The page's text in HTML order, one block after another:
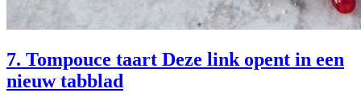
7. Tompouce taart Deze link opent in een
nieuw tabblad